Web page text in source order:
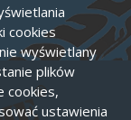
cookies
wyświetlany
plików
cookies,
ustawienia